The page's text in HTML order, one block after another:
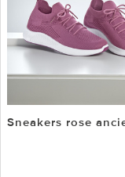
Sneakers rose